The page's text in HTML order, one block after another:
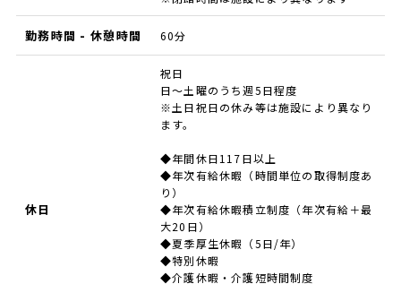
勤務時間 - 休憩時間 60分
休日
祝日
日～土曜のうち週5日程度
※土日祝日の休み等は施設により異なり
ます。
◆年間休日117日以上
◆年次有給休暇（時間単位の取得制度あ
り）
◆年次有給休暇積立制度（年次有給＋最
大20日）
◆夏季厚生休暇（5日/年）
◆特別休暇
◆介護休暇・介護短時間制度